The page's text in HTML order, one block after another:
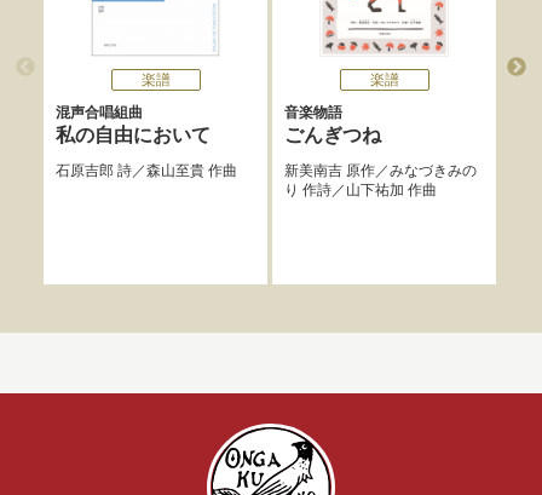
楽譜
混声合唱組曲
私の自由において
石原吉郎詩／森山至貴作曲
楽譜
音楽物語
ごんぎつね
新美南吉原作／みなづきみの
り 作詩／ 山下祐加 作曲